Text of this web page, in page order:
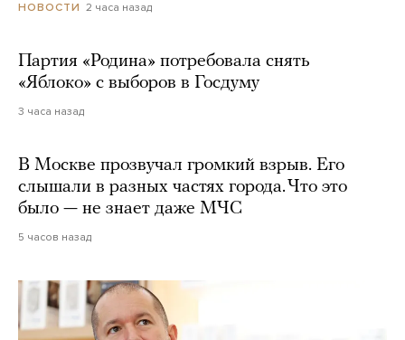
НОВОСТИ 2 часа назад
Партия «Родина» потребовала снять
«Яблоко» с выборов в Госдуму
3 часа назад
В Москве прозвучал громкий взрыв. Его
слышали в разных частях города. Что это
было — не знает даже МЧС
5 часов назад